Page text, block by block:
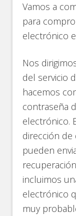
Vamos a
para
electrónico
Nos
del servicio
hacemos
contraseña
electrónico.
dirección
pueden
incluimos
electrónico
muy